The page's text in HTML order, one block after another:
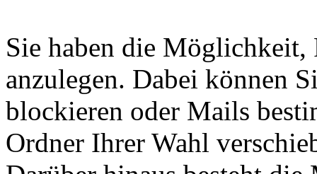
Sie haben die
anzulegen. Dabei können
blockieren oder Mails
Ordner Ihrer Wahl